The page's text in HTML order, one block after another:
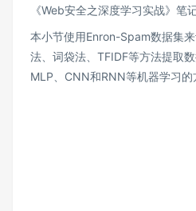
《Web安全之深度学习实战》笔
本小节使用Enron-Spam数据集
法、词袋法、TFIDF等方法提取
MLP、CNN和RNN等机器学习的